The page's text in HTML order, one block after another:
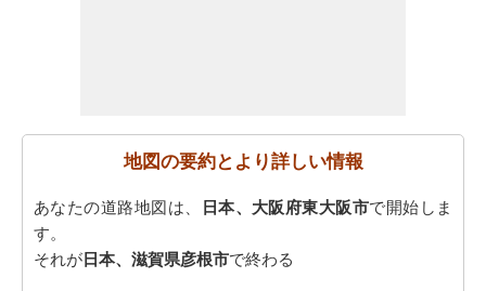
地図の要約とより詳しい情報
あなたの道路地図は、 日本、大阪府東大阪市で開始しま
す。
それが 日本、滋賀県彦根市で終わる